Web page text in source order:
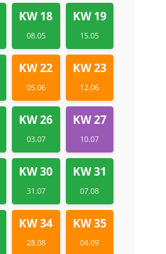
KW 18
08.05
KW 19
15.05
KW 22
05.06
KW 23
12.06
KW 26
03.07
KW 27
10.07
KW 30
31.07
KW 31
07.08
KW 34
28.08
KW 35
04.09